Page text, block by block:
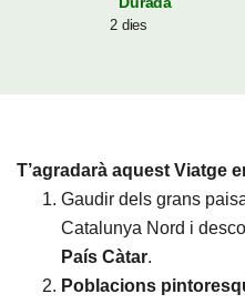
2 dies
T’agradarà aquest Viatge
Gaudir dels grans
Catalunya Nord i
País Càtar.
Poblacions